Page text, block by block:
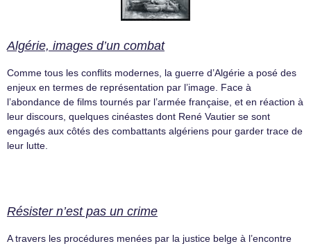
Algérie, images d’un combat
Comme tous les conflits modernes, la guerre d’Algérie a posé des
enjeux en termes de représentation par l’image. Face à
l’abondance de films tournés par l’armée française, et en réaction à
leur discours, quelques cinéastes dont René Vautier se sont
engagés aux côtés des combattants algériens pour garder trace de
leur lutte.
Résister n’est pas un crime
A travers les procédures menées par la justice belge à l’encontre